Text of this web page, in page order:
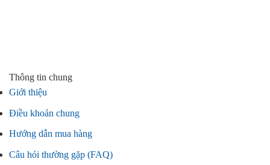
Thông tin chung
Giới thiệu
Điều khoản chung
Hướng dẫn mua hàng
Câu hỏi thường gặp (FAQ)